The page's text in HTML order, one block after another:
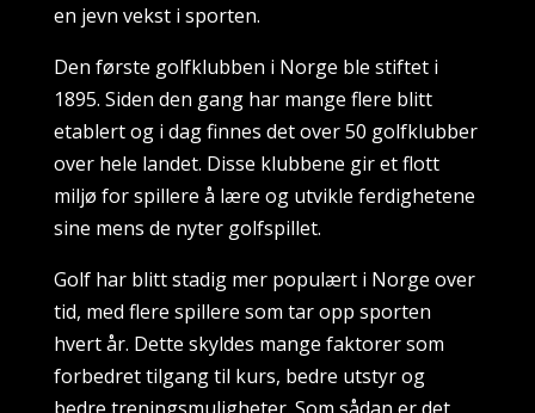
en jevn vekst i sporten.
Den første golfklubben i Norge ble stiftet i
1895. Siden den gang har mange flere blitt
etablert og i dag finnes det over 50 golfklubber
over hele landet. Disse klubbene gir et flott
miljø for spillere å lære og utvikle ferdighetene
sine mens de nyter golfspillet.
Golf har blitt stadig mer populært i Norge over
tid, med flere spillere som tar opp sporten
hvert år. Dette skyldes mange faktorer som
forbedret tilgang til kurs, bedre utstyr og
bedre treningsmuligheter. Som sådan er det